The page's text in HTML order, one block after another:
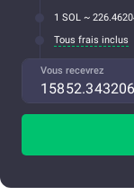
1 SOL ~
Tous frais inclus
Vous recevrez